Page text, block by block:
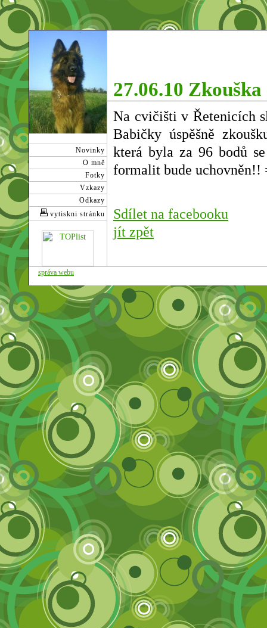
Novinky
O mně
Fotky
Vzkazy
Odkazy
vytiskni stránku
27.06.10
Na cvičišti v Řetenicích
Babičky úspěšně
která byla za 96 bodů
formalit bude uchovněn!!
Sdílet na facebooku
jít zpět
správa webu